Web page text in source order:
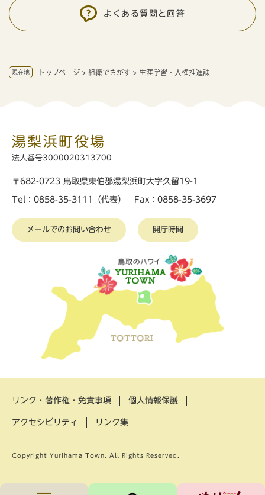
現在地 トップページ > 組織でさがす > 生涯学習・人権推進課
よくある質問と回答
湯梨浜町役場
法人番号3000020313700
〒682-0723 鳥取県東伯郡湯梨浜町大字久留19-1
Tel：0858-35-3111（代表） Fax：0858-35-3697
メールでのお問い合わせ 開庁時間
リンク・著作権・免責事項 個人情報保護
アクセシビリティ リンク集
Copyright Yurihama Town. All Rights Reserved.